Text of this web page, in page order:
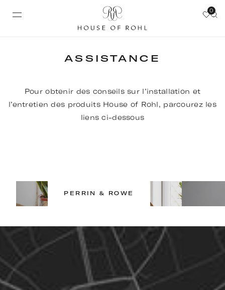
0
ASSISTANCE
Pour obtenir des conseils sur l’installation et
l’entretien des produits House of Rohl, parcourez les
liens ci-dessous
PERRIN & ROWE